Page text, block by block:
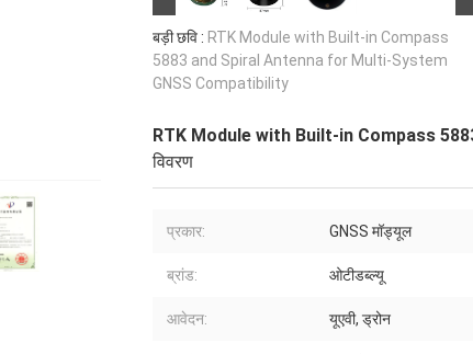
बड़ी छवि : RTK Module with Built-in Compass
5883 and Spiral Antenna for Multi-System
GNSS Compatibility
RTK Module with Built-in Compass
विवरण
प्रकार: GNSS मॉड्यूल
ब्रांड: ओटीडब्ल्यू
आवेदन: यूएवी, ड्रोन